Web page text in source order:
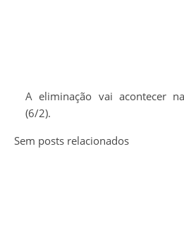
A eliminação vai acontecer
(6/2).
Sem posts relacionados